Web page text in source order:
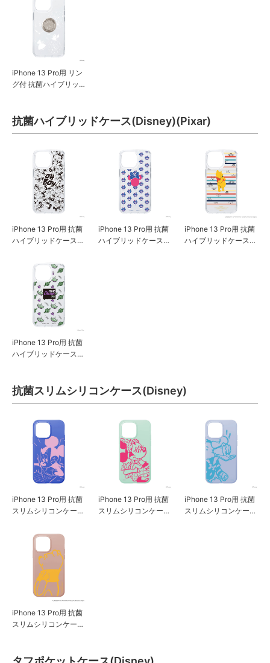
iPhone 13 Pro用 リン
グ付 抗菌ハイブリッ
抗菌ハイブリッドケース(Disney)(Pixar)
iPhone 13 Pro用 抗菌
ハイブリッドケース
iPhone 13 Pro用 抗菌
ハイブリッドケース
iPhone 13 Pro用 抗菌
ハイブリッドケース
iPhone 13 Pro用 抗菌
ハイブリッドケース
抗菌スリムシリコンケース(Disney)
iPhone 13 Pro用 抗菌
スリムシリコンケース
iPhone 13 Pro用 抗菌
スリムシリコンケース
iPhone 13 Pro用 抗菌
スリムシリコンケース
iPhone 13 Pro用 抗菌
スリムシリコンケース